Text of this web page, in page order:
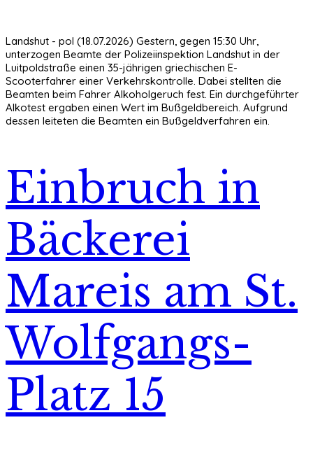
Landshut - pol (18.07.2026) Gestern, gegen 15:30 Uhr,
unterzogen Beamte der Polizeiinspektion Landshut in der
Luitpoldstraße einen 35-jährigen griechischen E-
Scooterfahrer einer Verkehrskontrolle. Dabei stellten die
Beamten beim Fahrer Alkoholgeruch fest. Ein durchgeführter
Alkotest ergaben einen Wert im Bußgeldbereich. Aufgrund
dessen leiteten die Beamten ein Bußgeldverfahren ein.
Einbruch in
Bäckerei
Mareis am St.
Wolfgangs-
Platz 15